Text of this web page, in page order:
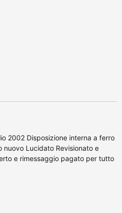
2002 Disposizione interna a ferro
Lucidato Revisionato e
e rimessaggio pagato per tutto